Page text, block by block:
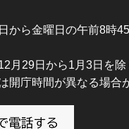
から金曜日の午前8時
月29日から1月3日を除
開庁時間が異なる場合